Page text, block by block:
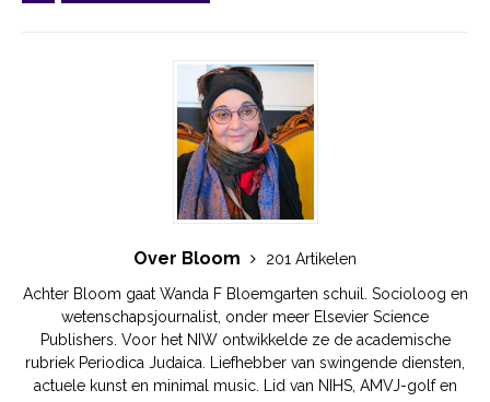
Over Bloom
201 Artikelen
Achter Bloom gaat Wanda F Bloemgarten schuil. Socioloog en
wetenschapsjournalist, onder meer Elsevier Science
Publishers. Voor het NIW ontwikkelde ze de academische
rubriek Periodica Judaica. Liefhebber van swingende diensten,
actuele kunst en minimal music. Lid van NIHS, AMVJ-golf en